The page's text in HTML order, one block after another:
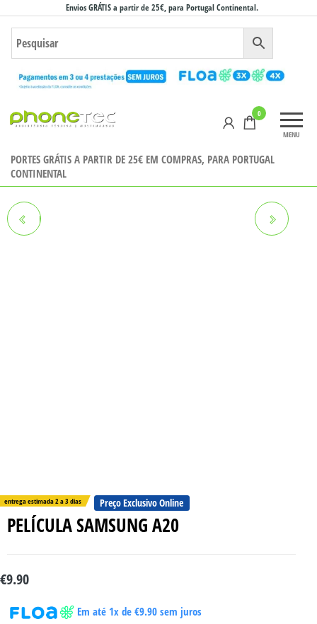
para
conteúdo
Envios GRÁTIS a partir de 25€, para Portugal Continental.
Online
MENU
0
PORTES GRÁTIS A PARTIR DE 25€ EM COMPRAS, PARA PORTUGAL
CONTINENTAL
PELÍCULA SAMSUNG J7 2017
entrega estimada 2 a 3 dias Preço Exclusivo Online
PELÍCULA SAMSUNG A20
€9.90
Em até 1x de €9.90sem juros